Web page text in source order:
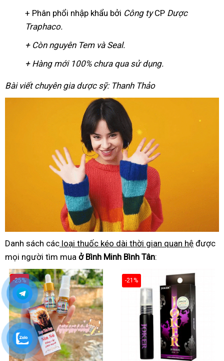
+ Phân phổi nhập khẩu bởi Công tyCP Dược
Traphaco.
+ Còn nguyên Tem và Seal.
+ Hàng mới 100% chưa qua sử dụng.
Bài viết chuyên gia dược sỹ: Thanh Thảo
Danh sách các loại thuốc kéo dài thời gian quan hệ được
mọi người tìm mua ở Bình Minh Bình Tân:
-25% -21%